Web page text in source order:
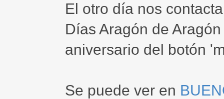
El otro día nos
Días Aragón de
aniversario del botón
Se puede ver en